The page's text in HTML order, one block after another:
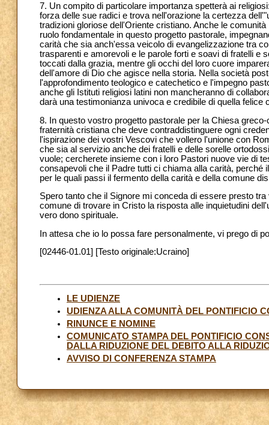
7. Un compito di particolare importanza spetterà ai
forza delle sue radici e trova nell'orazione la certezza
tradizioni gloriose dell'Oriente cristiano. Anche le
ruolo fondamentale in questo progetto pastorale,
carità che sia anch'essa veicolo di evangelizzazione tra
trasparenti e amorevoli e le parole forti e soavi di fratelli e
toccati dalla grazia, mentre gli occhi del loro cuore
dell'amore di Dio che agisce nella storia. Nella società
l'approfondimento teologico e catechetico e l'impegno
anche gli Istituti religiosi latini non mancheranno di
darà una testimonianza univoca e credibile di quella
8. In questo vostro progetto pastorale per la Chiesa
fraternità cristiana che deve contraddistinguere ogni
l'ispirazione dei vostri Vescovi che vollero l'unione con
che sia al servizio anche dei fratelli e delle sorelle
vuole; cercherete insieme con i loro Pastori nuove vie di
consapevoli che il Padre tutti ci chiama alla carità,
per le quali passi il fermento della carità e della comune
Spero tanto che il Signore mi conceda di essere presto
comune di trovare in Cristo la risposta alle inquietudini
vero dono spirituale.
In attesa che io lo possa fare personalmente, vi prego di
[02446-01.01] [Testo originale:Ucraino]
LE UDIENZE
UDIENZA ALLA COMUNITÀ DEL PONTIFICIO
RINUNCE E NOMINE
COMUNICATO STAMPA DEL PONTIFICIO
DALLA RIDUZIONE DEL DEBITO ALLA
AVVISO DI CONFERENZA STAMPA